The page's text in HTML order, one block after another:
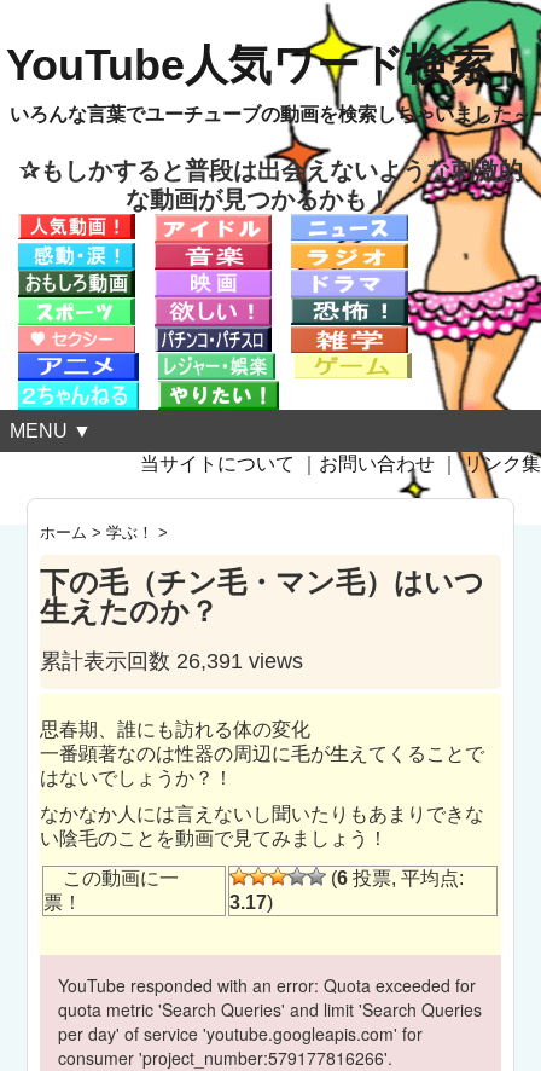
YouTube人気ワード検索！
いろんな言葉でユーチューブの動画を検索しちゃいました～
✰もしかすると普段は出会えないような刺激的
な動画が見つかるかも！
MENU ▼
当サイトについて
お問い合わせ ｜リンク集
ホーム >学ぶ！ >
下の毛（チン毛・マン毛）はいつ
生えたのか？
累計表示回数 26,391 views
思春期、誰にも訪れる体の変化
一番顕著なのは性器の周辺に毛が生えてくることで
はないでしょうか？！
なかなか人には言えないし聞いたりもあまりできな
い陰毛のことを動画で見てみましょう！
この動画に一
票！
(6 投票, 平均点:
3.17)
YouTube responded with an error: Quota exceeded for
quota metric 'Search Queries' and limit 'Search Queries
per day' of service 'youtube.googleapis.com' for
consumer 'project_number:579177816266'.